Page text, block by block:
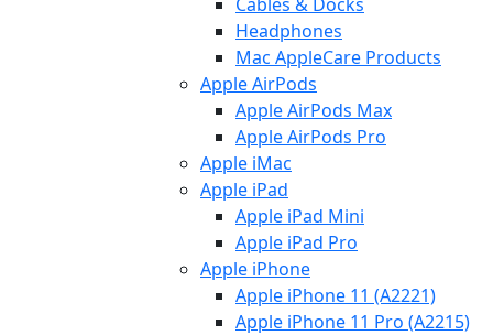
Headphones
Mac AppleCare Products
Apple AirPods
Apple AirPods Max
Apple AirPods Pro
Apple iMac
Apple iPad
Apple iPad Mini
Apple iPad Pro
Apple iPhone
Apple iPhone 11 (A2221)
Apple iPhone 11 Pro (A2215)